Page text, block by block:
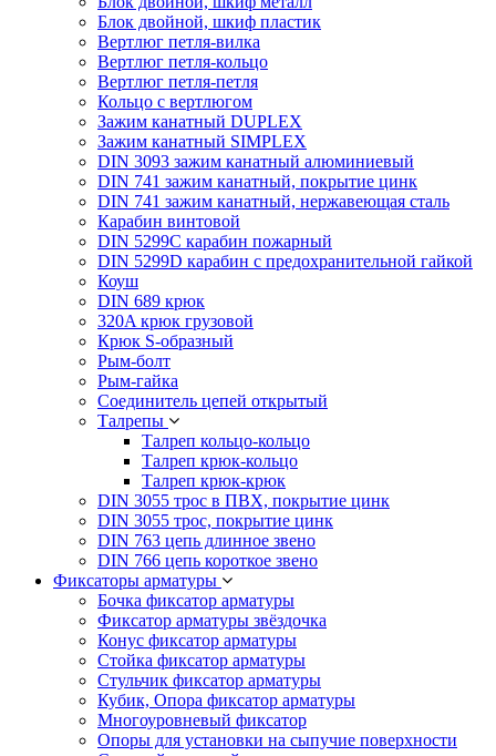
Блок двойной, шкиф пластик
Вертлюг петля-вилка
Вертлюг петля-кольцо
Вертлюг петля-петля
Кольцо с вертлюгом
Зажим канатный DUPLEX
Зажим канатный SIMPLEX
DIN 3093 зажим канатный алюминиевый
DIN 741 зажим канатный, покрытие цинк
DIN 741 зажим канатный, нержавеющая сталь
Карабин винтовой
DIN 5299C карабин пожарный
DIN 5299D карабин с предохранительной гайкой
Коуш
DIN 689 крюк
320A крюк грузовой
Крюк S-образный
Рым-болт
Рым-гайка
Соединитель цепей открытый
Талрепы
Талреп кольцо-кольцо
Талреп крюк-кольцо
Талреп крюк-крюк
DIN 3055 трос в ПВХ, покрытие цинк
DIN 3055 трос, покрытие цинк
DIN 763 цепь длинное звено
DIN 766 цепь короткое звено
Фиксаторы арматуры
Бочка фиксатор арматуры
Фиксатор арматуры звёздочка
Конус фиксатор арматуры
Стойка фиксатор арматуры
Стульчик фиксатор арматуры
Кубик, Опора фиксатор арматуры
Многоуровневый фиксатор
Опоры для установки на сыпучие поверхности